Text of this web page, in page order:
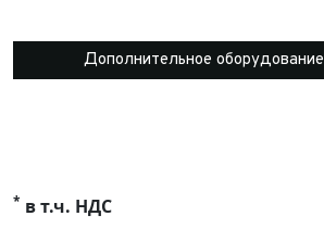
Дополнительное оборудование
* в т.ч. НДС